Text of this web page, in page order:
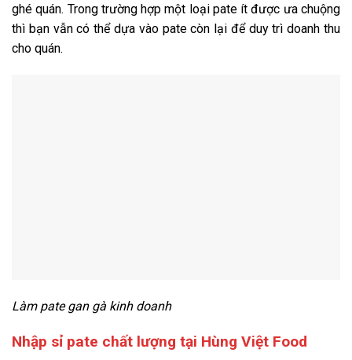
ghé quán. Trong trường hợp một loại pate ít được ưa chuộng
thì bạn vẫn có thể dựa vào pate còn lại để duy trì doanh thu
cho quán.
Làm pate gan gà kinh doanh
Nhập sỉ pate chất lượng tại Hùng Việt Food